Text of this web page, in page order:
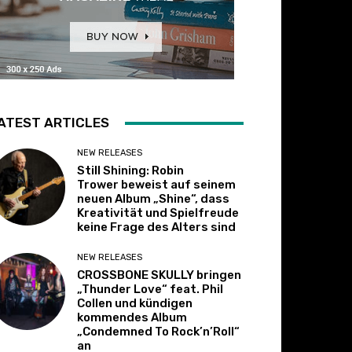
ARTICLES
NEW RELEASES
Still Shining: Robin
Trower beweist auf seinem
neuen Album „Shine“, dass
Kreativität und Spielfreude
keine Frage des Alters sind
NEW RELEASES
CROSSBONE SKULLY bringen
„Thunder Love“ feat. Phil
Collen und kündigen
kommendes Album
„Condemned To Rock’n’Roll“
an